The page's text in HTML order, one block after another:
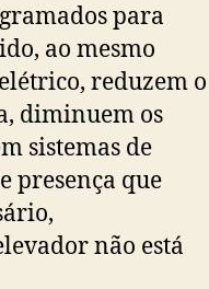
para
ao mesmo
reduzem o
diminuem os
sistemas de
presença que
não está